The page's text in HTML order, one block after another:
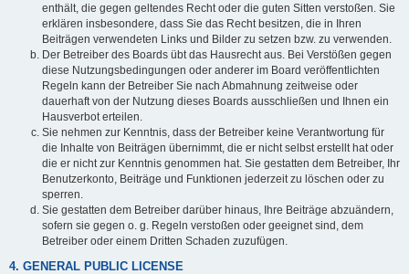
enthält, die gegen geltendes Recht oder die guten Sitten verstoßen. Sie
erklären insbesondere, dass Sie das Recht besitzen, die in Ihren
Beiträgen verwendeten Links und Bilder zu setzen bzw. zu verwenden.
Der Betreiber des Boards übt das Hausrecht aus. Bei Verstößen gegen
diese Nutzungsbedingungen oder anderer im Board veröffentlichten
Regeln kann der Betreiber Sie nach Abmahnung zeitweise oder
dauerhaft von der Nutzung dieses Boards ausschließen und Ihnen ein
Hausverbot erteilen.
Sie nehmen zur Kenntnis, dass der Betreiber keine Verantwortung für
die Inhalte von Beiträgen übernimmt, die er nicht selbst erstellt hat oder
die er nicht zur Kenntnis genommen hat. Sie gestatten dem Betreiber, Ihr
Benutzerkonto, Beiträge und Funktionen jederzeit zu löschen oder zu
sperren.
Sie gestatten dem Betreiber darüber hinaus, Ihre Beiträge abzuändern,
sofern sie gegen o. g. Regeln verstoßen oder geeignet sind, dem
Betreiber oder einem Dritten Schaden zuzufügen.
4. GENERAL PUBLIC LICENSE